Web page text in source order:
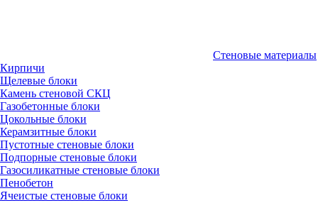
Стеновые материалы
Кирпичи
Щелевые блоки
Камень стеновой СКЦ
Газобетонные блоки
Цокольные блоки
Керамзитные блоки
Пустотные стеновые блоки
Подпорные стеновые блоки
Газосиликатные стеновые блоки
Пенобетон
Ячеистые стеновые блоки